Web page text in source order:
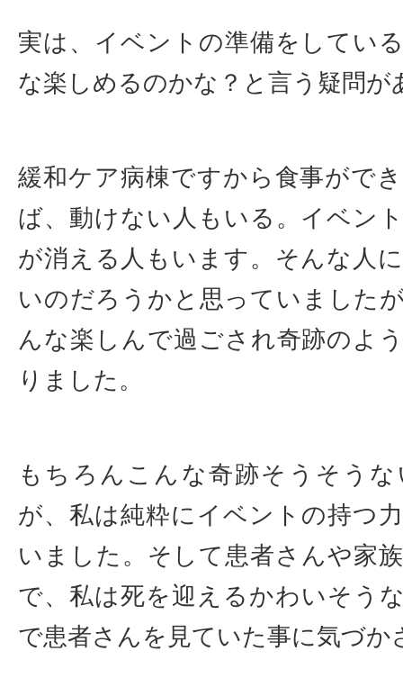
実は、イベントの準備をしてい
な楽しめるのかな？と言う疑問が
緩和ケア病棟ですから食事がで
ば、動けない人もいる。イベン
が消える人もいます。そんな人
いのだろうかと思っていました
んな楽しんで過ごされ奇跡のよ
りました。
もちろんこんな奇跡そうそう
が、私は純粋にイベントの持つ
いました。そして患者さんや家
で、私は死を迎えるかわいそう
で患者さんを見ていた事に気づか